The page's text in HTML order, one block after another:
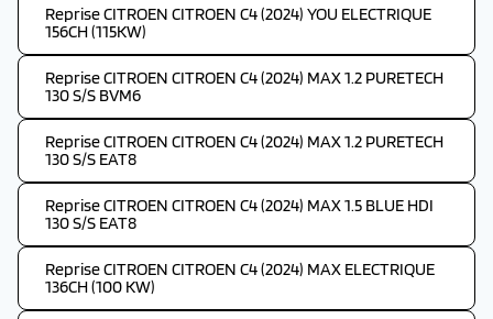
Reprise CITROEN CITROEN C4 (2024) YOU ELECTRIQUE
156CH (115KW)
Reprise CITROEN CITROEN C4 (2024) MAX 1.2 PURETECH
130 S/S BVM6
Reprise CITROEN CITROEN C4 (2024) MAX 1.2 PURETECH
130 S/S EAT8
Reprise CITROEN CITROEN C4 (2024) MAX 1.5 BLUE HDI
130 S/S EAT8
Reprise CITROEN CITROEN C4 (2024) MAX ELECTRIQUE
136CH (100 KW)